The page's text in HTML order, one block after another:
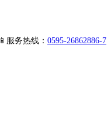
📱服务热线： 0595-26862886-7